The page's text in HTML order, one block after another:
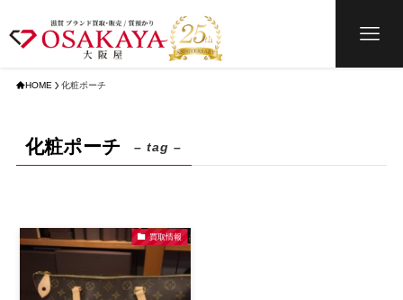
HOME 化粧ポーチ
化粧ポーチ – tag –
買取情報